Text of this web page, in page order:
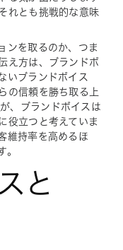
れとも挑戦的な意味
ンを取るのか、つま
え方は、ブランドボ
いブランドボイス
の信頼を勝ち取る上
が、ブランドボイスは
役立つと考えていま
維持率を高めるほ
。
と